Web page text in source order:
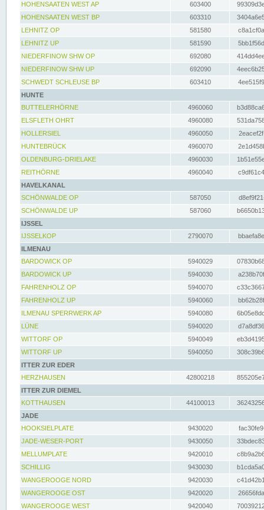
HOHENSAATEN WEST AP
603400
HOHENSAATEN WEST BP
603310
LEHNITZ OP
581580
LEHNITZ UP
581590
NIEDERFINOW SHW OP
692080
NIEDERFINOW SHW UP
692090
SCHWEDT SCHLEUSE BP
603410
HUNTE
BUTTELERHÖRNE
4960060
ELSFLETH OHRT
4960080
HOLLERSIEL
4960050
HUNTEBRÜCK
4960070
OLDENBURG-DRIELAKE
4960030
REITHÖRNE
4960040
HAVELKANAL
SCHÖNWALDE OP
587050
SCHÖNWALDE UP
587060
IJSSEL
IJSSELKOP
2790070
ILMENAU
BARDOWICK OP
5940029
BARDOWICK UP
5940030
FAHRENHOLZ OP
5940070
FAHRENHOLZ UP
5940060
ILMENAU SPERRWERK AP
5940080
LÜNE
5940020
WITTORF OP
5940049
WITTORF UP
5940050
ITTER ZUR EDER
HERZHAUSEN
42800218
ITTER ZUR DIEMEL
KOTTHAUSEN
44100013
JADE
HOOKSIELPLATE
9430020
JADE-WESER-PORT
9430050
MELLUMPLATE
9420010
SCHILLIG
9430030
WANGEROOGE NORD
9420030
WANGEROOGE OST
9420020
WANGEROOGE WEST
9420040